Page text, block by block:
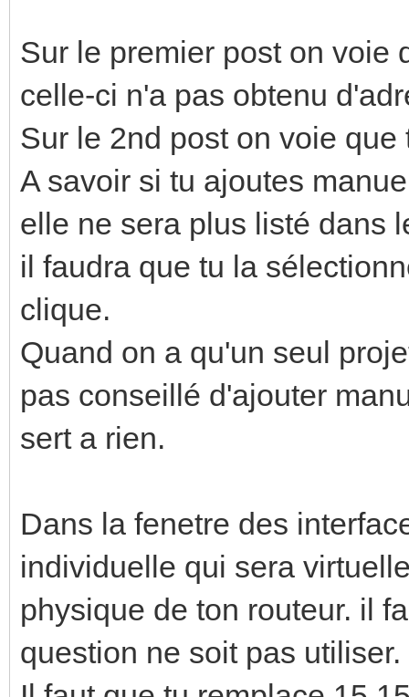
Sur le premier post on voie
celle-ci n'a pas obtenu
Sur le 2nd post on voie
A savoir si tu ajoutes
elle ne sera plus listé dans
il faudra que tu la
clique.
Quand on a qu'un seul
pas conseillé d'ajouter
sert a rien.
Dans la fenetre des
individuelle qui sera
physique de ton routeur. il
question ne soit pas utiliser.